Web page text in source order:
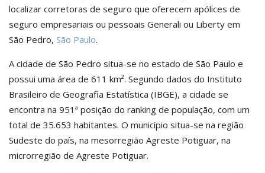
localizar corretoras de seguro que oferecem apólices de
seguro empresariais ou pessoais Generali ou Liberty em
São Pedro, São Paulo.
A cidade de São Pedro situa-se no estado de São Paulo e
possui uma área de 611 km². Segundo dados do Instituto
Brasileiro de Geografia Estatística (IBGE), a cidade se
encontra na 951ª posição do ranking de população, com um
total de 35.653 habitantes. O município situa-se na região
Sudeste do país, na mesorregião Agreste Potiguar, na
microrregião de Agreste Potiguar.